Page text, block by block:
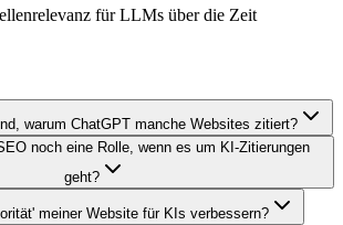
für LLMs über die Zeit
warum ChatGPT manche Websites zitiert?
noch eine Rolle, wenn es um KI-Zitierungen
geht?
meiner Website für KIs verbessern?